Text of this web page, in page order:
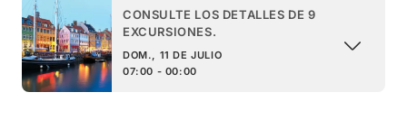
CONSULTE LOS DETALLES DE 9
EXCURSIONES.
DOM., 11 DE JULIO
07:00 - 00:00